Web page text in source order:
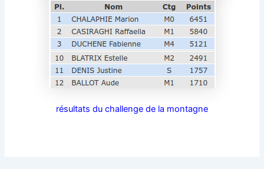
résultats du challenge de la montagne